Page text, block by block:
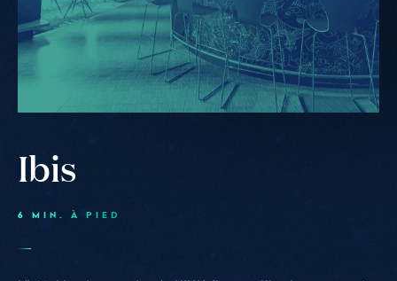
Ibis
6 MIN. À PIED